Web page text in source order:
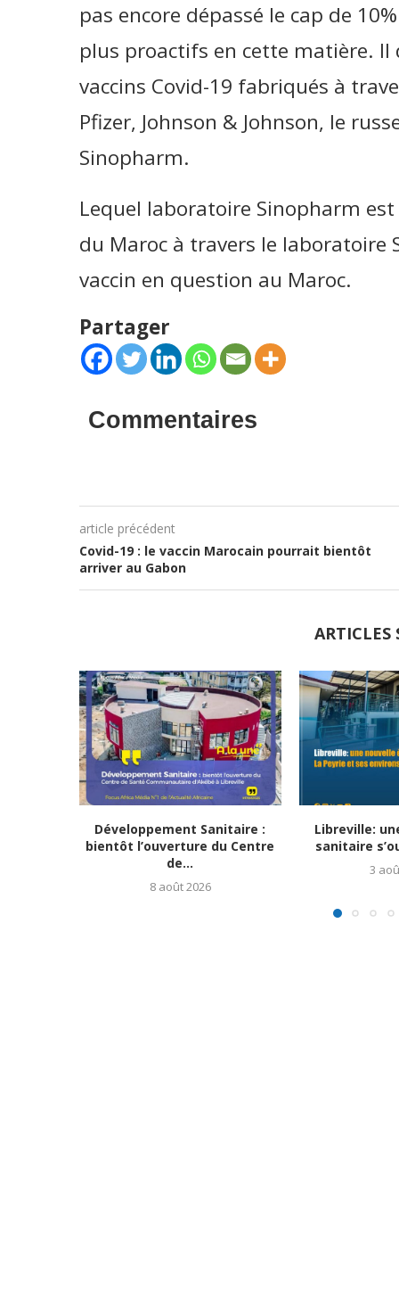
pas encore dépassé le cap de
plus proactifs en cette matière.
vaccins Covid-19 fabriqués à
Pfizer, Johnson & Johnson, le
Sinopharm.
Lequel laboratoire Sinopharm
du Maroc à travers le
vaccin en question au Maroc.
Partager
Commentaires
article précédent
Covid-19 : le vaccin Marocain pourrait bientôt
arriver au Gabon
ARTICLES
Développement Sanitaire :
bientôt l’ouverture du Centre
de...
8 août 2026
Libreville:
sanitaire
3